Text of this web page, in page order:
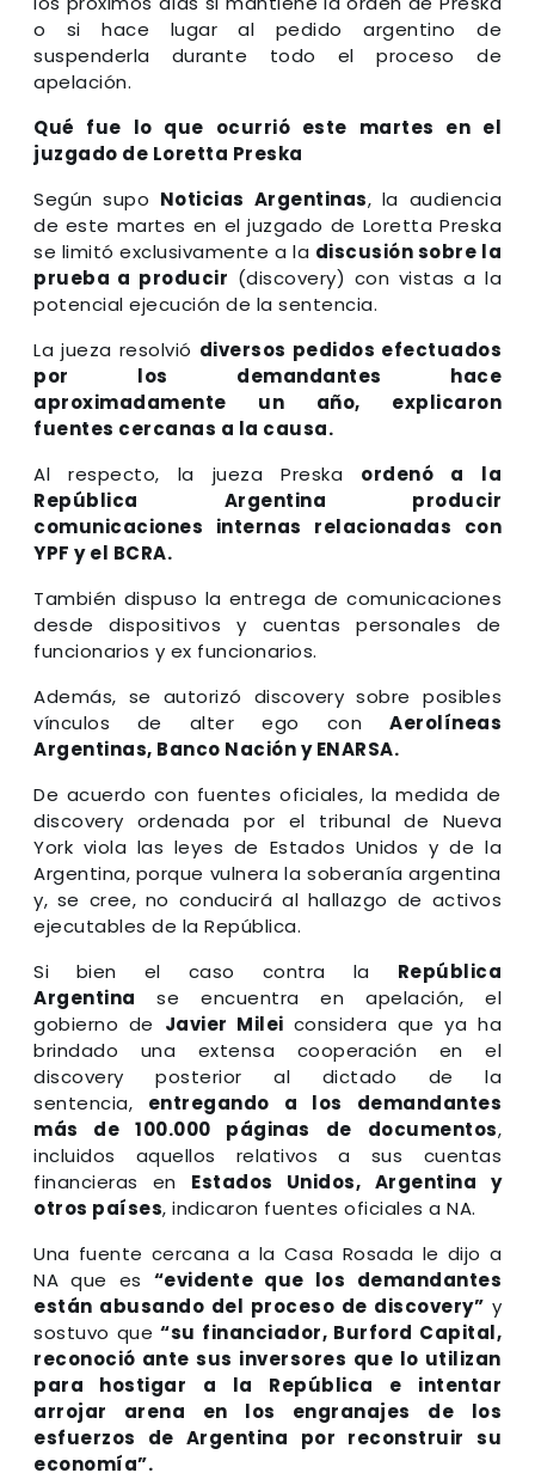
o si hace lugar al pedido argentino de
suspenderla durante todo el proceso de
apelación.
Qué fue lo que ocurrió este martes en el
juzgado de Loretta Preska
Según supo Noticias Argentinas, la audiencia
de este martes en el juzgado de Loretta Preska
se limitó exclusivamente a la discusión sobre la
prueba a producir (discovery) con vistas a la
potencial ejecución de la sentencia.
La jueza resolvió diversos pedidos efectuados
por los demandantes hace
aproximadamente un año, explicaron
fuentes cercanas a la causa.
Al respecto, la jueza Preska ordenó a la
República Argentina producir
comunicaciones internas relacionadas con
YPF y el BCRA.
También dispuso la entrega de comunicaciones
desde dispositivos y cuentas personales de
funcionarios y ex funcionarios.
Además, se autorizó discovery sobre posibles
vínculos de alter ego con Aerolíneas
Argentinas, Banco Nación y ENARSA.
De acuerdo con fuentes oficiales, la medida de
discovery ordenada por el tribunal de Nueva
York viola las leyes de Estados Unidos y de la
Argentina, porque vulnera la soberanía argentina
y, se cree, no conducirá al hallazgo de activos
ejecutables de la República.
Si bien el caso contra la República
Argentina se encuentra en apelación, el
gobierno de Javier Milei considera que ya ha
brindado una extensa cooperación en el
discovery posterior al dictado de la
sentencia, entregando a los demandantes
más de 100.000 páginas de documentos,
incluidos aquellos relativos a sus cuentas
financieras en Estados Unidos, Argentina y
otros países, indicaron fuentes oficiales a NA.
Una fuente cercana a la Casa Rosada le dijo a
NA que es “evidente que los demandantes
están abusando del proceso de discovery” y
sostuvo que“su financiador, Burford Capital,
reconoció ante sus inversores que lo utilizan
para hostigar a la República e intentar
arrojar arena en los engranajes de los
esfuerzos de Argentina por reconstruir su
economía”.